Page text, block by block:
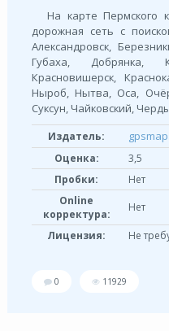
На карте Пермского
дорожная сеть с
Александровск,
Губаха, Добрянка,
Красновишерск,
Ныроб, Нытва, Оса,
Суксун, Чайковcкий,
Издатель:
Оценка:
3,5
Пробки:
Нет
Online
корректура:
Нет
Лицензия: Не
0 11929